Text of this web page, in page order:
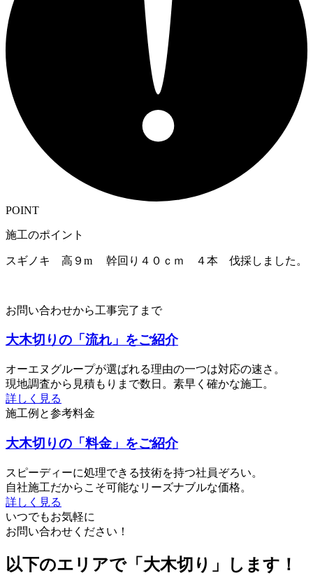
POINT
施工のポイント
スギノキ 高９m 幹回り４０ｃｍ ４本 伐採しました。
お問い合わせから工事完了まで
大木切りの「流れ」をご紹介
オーエヌグループが選ばれる理由の一つは対応の速さ。
現地調査から見積もりまで数日。素早く確かな施工。
詳しく見る
施工例と参考料金
大木切りの「料金」をご紹介
スピーディーに処理できる技術を持つ社員ぞろい。
自社施工だからこそ可能なリーズナブルな価格。
詳しく見る
いつでもお気軽に
お問い合わせください！
以下のエリアで「大木切り」します！